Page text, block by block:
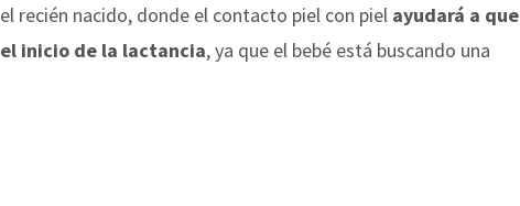
recién nacido, donde el contacto piel con piel ayudará a que
inicio de la lactancia, ya que el bebé está buscando una